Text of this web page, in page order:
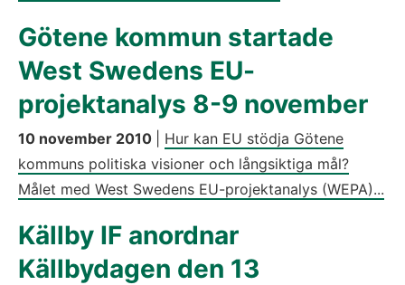
Götene kommun startade
West Swedens EU-
projektanalys 8-9 november
10 november 2010
Hur kan EU stödja Götene
kommuns politiska visioner och långsiktiga mål?
Målet med West Swedens EU-projektanalys (WEPA)...
Källby IF anordnar
Källbydagen den 13